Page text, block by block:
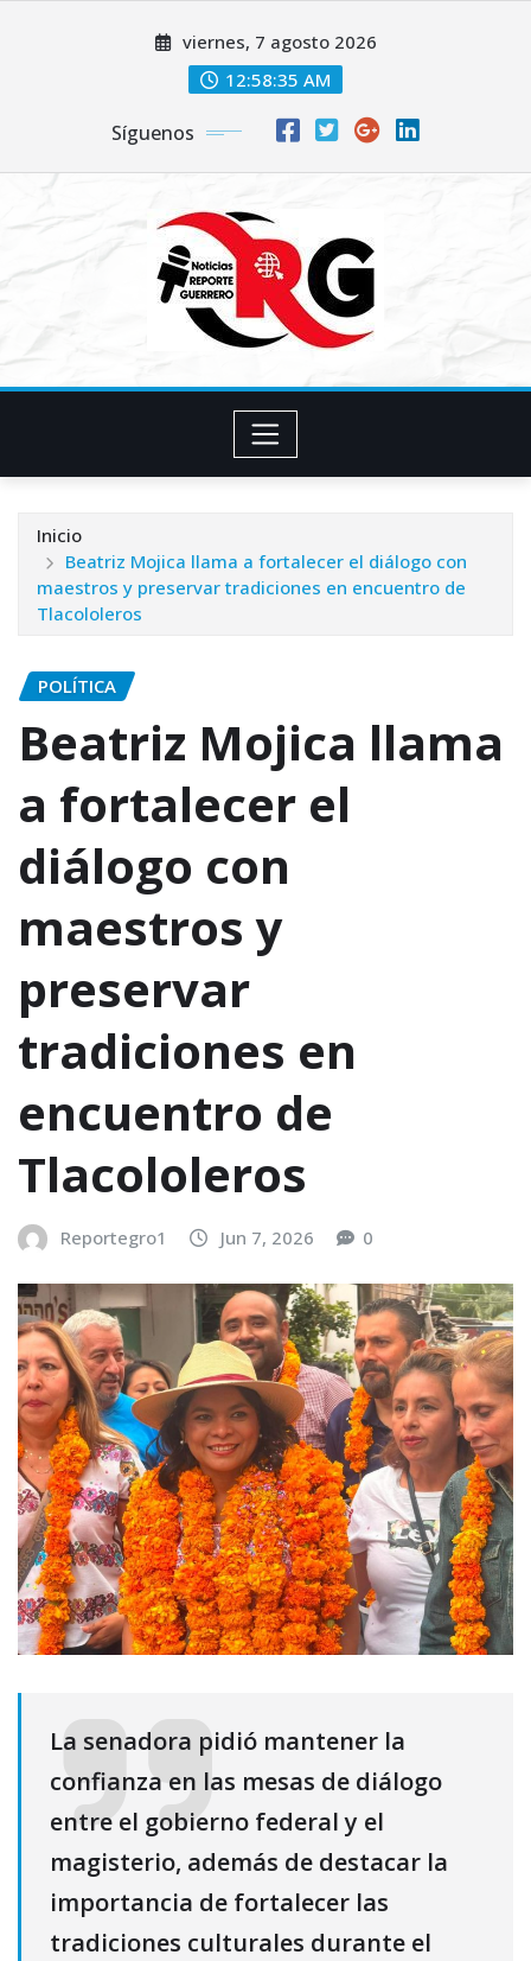
viernes, 7 agosto 2026
12:58:36 AM
Síguenos
Inicio
Beatriz Mojica llama a fortalecer el diálogo con
maestros y preservar tradiciones en encuentro de
Tlacololeros
POLÍTICA
Beatriz Mojica llama
a fortalecer el
diálogo con
maestros y
preservar
tradiciones en
encuentro de
Tlacololeros
Reportegro1 Jun 7, 2026 0
La senadora pidió mantener la
confianza en las mesas de diálogo
entre el gobierno federal y el
magisterio, además de destacar la
importancia de fortalecer las
tradiciones culturales durante el